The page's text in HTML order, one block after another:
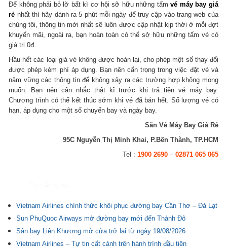
Để không phải bỏ lỡ bất kì cơ hội sỡ hữu những tấmvé máy bay giá
rẻ nhất thì hãy dành ra 5 phút mỗi ngày để truy cập vào trang web của
chúng tôi, thông tin mới nhất sẽ luôn được cập nhật kịp thời ở mỗi đợt
khuyến mãi, ngoài ra, bạn hoàn toàn có thể sở hữu những tấm vé có
giá trị 0đ.
Hầu hết các loại giá vé không được hoàn lại, cho phép một số thay đổi
được phép kèm phí áp dụng. Bạn nên cẩn trọng trong việc đặt vé và
năm vững các thông tin để không xảy ra các trường hợp không mong
muốn. Bạn nên cân nhắc thật kĩ trước khi trả tiền vé máy bay.
Chương trình có thể kết thúc sớm khi vé đã bán hết. Số lượng vé có
hạn, áp dụng cho một số chuyến bay và ngày bay.
Săn Vé Máy Bay Giá Rẻ
95C Nguyễn Thị Minh Khai, P.Bến Thành, TP.HCM
Tel : 1900 2690– 02871 065 065
Vietnam Airlines chính thức khôi phục đường bay Cần Thơ – Đà Lạt
Sun PhuQuoc Airways mở đường bay mới đến Thành Đô
Sân bay Liên Khương mở cửa trở lại từ ngày 19/08/2026
Vietnam Airlines – Tự tin cất cánh trên hành trình đầu tiên